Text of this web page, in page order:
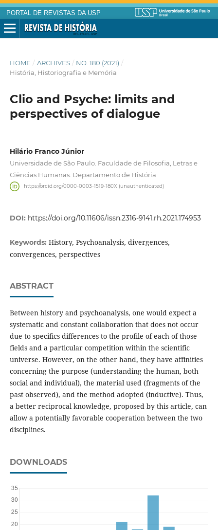
PORTAL DE REVISTAS DA USP
HOME / ARCHIVES / NO. 180 (2021) /
História, Historiografia e Memória
Clio and Psyche: limits and
perspectives of dialogue
Hilário Franco Júnior
Universidade de São Paulo. Faculdade de Filosofia, Letras e
Ciências Humanas. Departamento de História
https://orcid.org/0000-0003-1519-180X (unauthenticated)
DOI: https://doi.org/10.11606/issn.2316-9141.rh.2021.174953
Keywords: History, Psychoanalysis, divergences,
convergences, perspectives
ABSTRACT
Between history and psychoanalysis, one would expect a
systematic and constant collaboration that does not occur
due to specifics differences to the profile of each of those
fields and a particular competition within the scientific
universe. However, on the other hand, they have affinities
concerning the purpose (understanding the human, both
social and individual), the material used (fragments of the
past observed), and the method adopted (inductive). Thus,
a better reciprocal knowledge, proposed by this article, can
allow a potentially favorable cooperation between the two
disciplines.
DOWNLOADS